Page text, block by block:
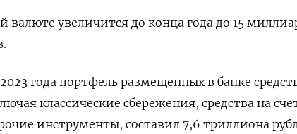
валюте увеличится до конца года до 15
года портфель размещенных в банке
классические сбережения, средства на
инструменты, составил 7,6 триллиона